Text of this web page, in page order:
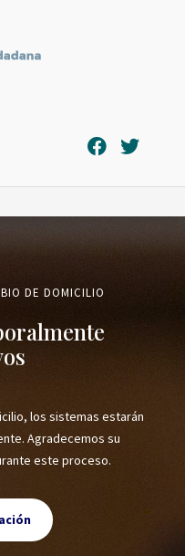
DE DOMICILIO
los sistemas estarán
Agradecemos su
este proceso.